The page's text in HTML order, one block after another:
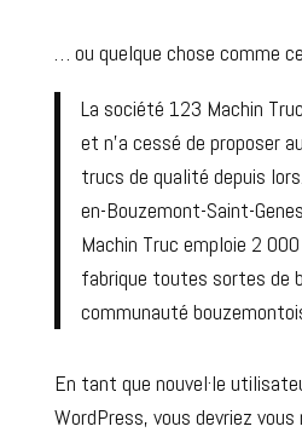
… ou quelque chose comme
La société 123 Machin
et n’a cessé de proposer
trucs de qualité depuis
en-Bouzemont-Saint-
Machin Truc emploie 2
fabrique toutes sortes de
communauté
En tant que nouvel·le
WordPress, vous devriez vous